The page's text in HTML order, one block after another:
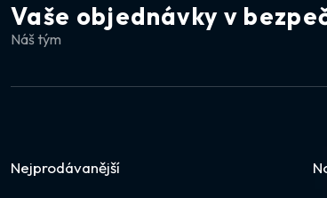
Vaše objednávky v
Náš tým
Nejprodávanější